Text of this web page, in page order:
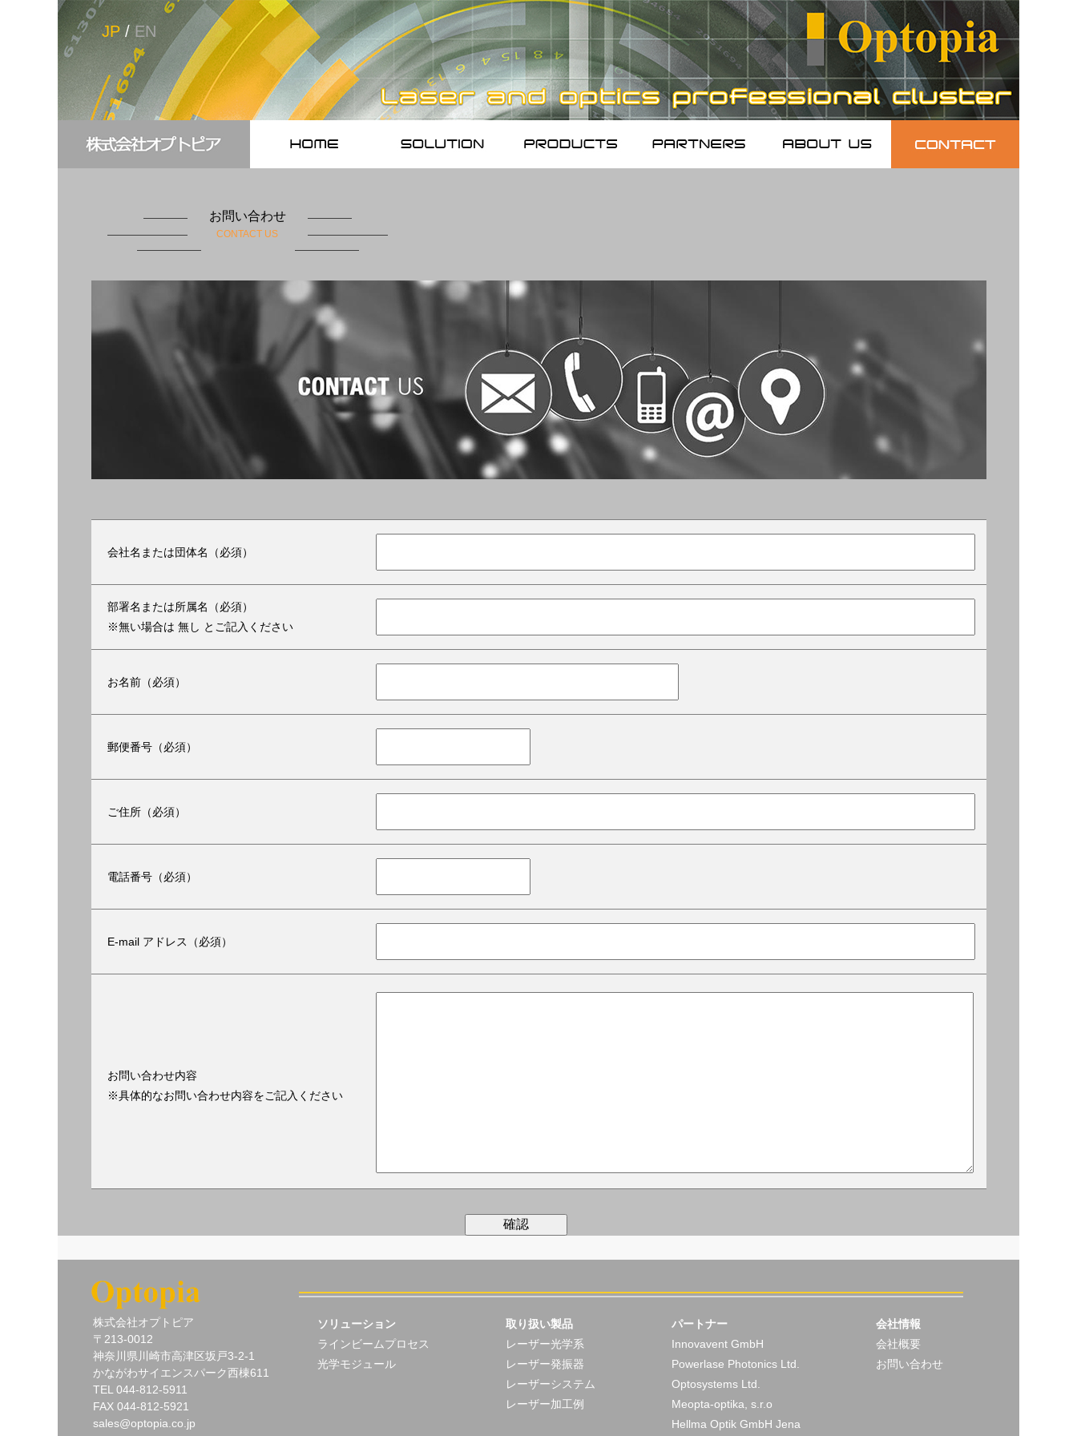
JP / EN
お問い合わせ
CONTACT US
会社名または団体名（必須）
部署名または所属名（必須）
※無い場合は 無し とご記入ください
お名前（必須）
郵便番号（必須）
ご住所（必須）
電話番号（必須）
E-mail アドレス（必須）
お問い合わせ内容
※具体的なお問い合わせ内容をご記入ください
株式会社オプトピア
〒213-0012
神奈川県川崎市高津区坂戸3-2-1
かながわサイエンスパーク西棟611
TEL 044-812-5911
FAX 044-812-5921
sales@optopia.co.jp
ソリューション
ラインビームプロセス
光学モジュール
取り扱い製品
レーザー光学系
レーザー発振器
レーザーシステム
レーザー加工例
パートナー
Innovavent GmbH
Powerlase Photonics Ltd.
Optosystems Ltd.
Meopta-optika, s.r.o
Hellma Optik GmbH Jena
会社情報
会社概要
お問い合わせ